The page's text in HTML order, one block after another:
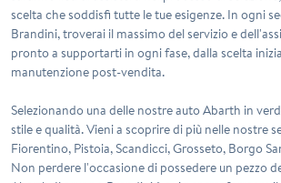
scelta che soddisfi tutte le tue esigenze. In ogni
Brandini, troverai il massimo del servizio e
pronto a supportarti in ogni fase, dalla scelta
manutenzione post-vendita.
Selezionando una delle nostre autoAbarth in
stile e qualità. Vieni a scoprire di più nelle nostre
Fiorentino, Pistoia,Scandicci,Grosseto, Borgo
Non perdere l'occasione di possedere un pezzo